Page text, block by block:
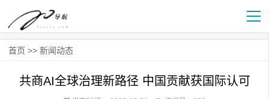
首页 >> 新闻动态
共商AI全球治理新路径 中国贡献获国际认可